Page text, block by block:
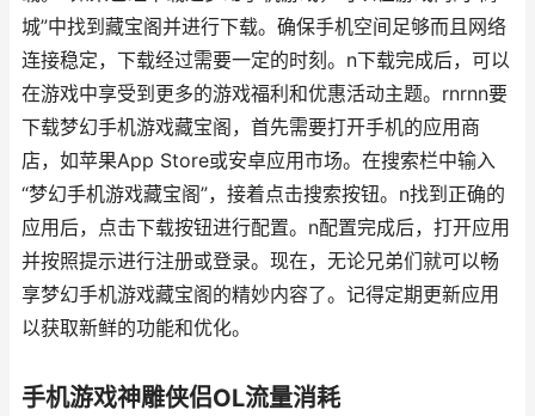
城”中找到藏宝阁并进行下载。确保手机空间足够而且网络
连接稳定，下载经过需要一定的时刻。n下载完成后，可以
在游戏中享受到更多的游戏福利和优惠活动主题。rnrnn要
下载梦幻手机游戏藏宝阁，首先需要打开手机的应用商
店，如苹果App Store或安卓应用市场。在搜索栏中输入
“梦幻手机游戏藏宝阁”，接着点击搜索按钮。n找到正确的
应用后，点击下载按钮进行配置。n配置完成后，打开应用
并按照提示进行注册或登录。现在，无论兄弟们就可以畅
享梦幻手机游戏藏宝阁的精妙内容了。记得定期更新应用
以获取新鲜的功能和优化。
手机游戏神雕侠侣OL流量消耗